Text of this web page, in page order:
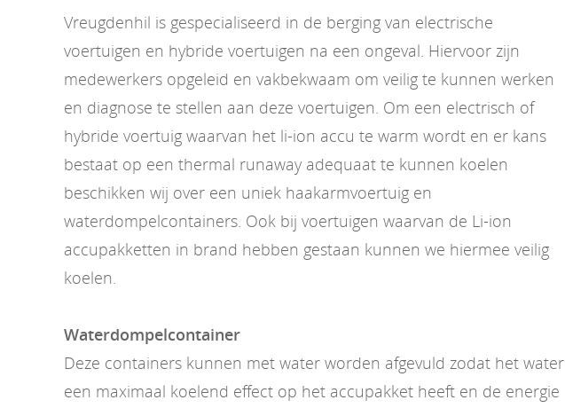
Vreugdenhil is gespecialiseerd in de berging van electrische
voertuigen en hybride voertuigen na een ongeval. Hiervoor zijn
medewerkers opgeleid en vakbekwaam om veilig te kunnen werken
en diagnose te stellen aan deze voertuigen. Om een electrisch of
hybride voertuig waarvan het li-ion accu te warm wordt en er kans
bestaat op een thermal runaway adequaat te kunnen koelen
beschikken wij over een uniek haakarmvoertuig en
waterdompelcontainers. Ook bij voertuigen waarvan de Li-ion
accupakketten in brand hebben gestaan kunnen we hiermee veilig
koelen.
Waterdompelcontainer
Deze containers kunnen met water worden afgevuld zodat het water
een maximaal koelend effect op het accupakket heeft en de energie